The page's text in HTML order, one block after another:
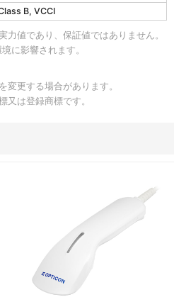
B, VCCI
力値であり、保証値ではありません。
に影響されます。
変更する場合があります。
又は登録商標です。